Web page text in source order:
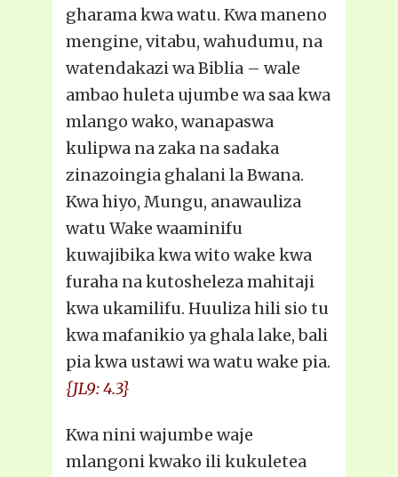
gharama kwa watu. Kwa maneno
mengine, vitabu, wahudumu, na
watendakazi wa Biblia – wale
ambao huleta ujumbe wa saa kwa
mlango wako, wanapaswa
kulipwa na zaka na sadaka
zinazoingia ghalani la Bwana.
Kwa hiyo, Mungu, anawauliza
watu Wake waaminifu
kuwajibika kwa wito wake kwa
furaha na kutosheleza mahitaji
kwa ukamilifu. Huuliza hili sio tu
kwa mafanikio ya ghala lake, bali
pia kwa ustawi wa watu wake pia.
{JL9: 4.3}
Kwa nini wajumbe waje
mlangoni kwako ili kukuletea